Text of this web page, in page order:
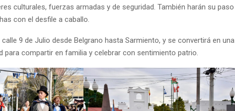
culturales, fuerzas armadas y de seguridad. También harán su paso
con el desfile a caballo.
9 de Julio desde Belgrano hasta Sarmiento, y se convertirá en una
para compartir en familia y celebrar con sentimiento patrio.